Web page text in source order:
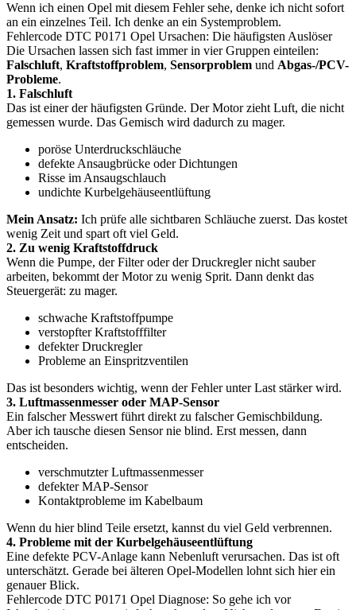
Wenn ich einen Opel mit diesem Fehler sehe, denke ich nicht sofort
an ein einzelnes Teil. Ich denke an ein Systemproblem.
Fehlercode DTC P0171 Opel Ursachen: Die häufigsten Auslöser
Die Ursachen lassen sich fast immer in vier Gruppen einteilen:
Falschluft, Kraftstoffproblem, Sensorproblem und Abgas-/PCV-
Probleme.
1. Falschluft
Das ist einer der häufigsten Gründe. Der Motor zieht Luft, die nicht
gemessen wurde. Das Gemisch wird dadurch zu mager.
poröse Unterdruckschläuche
defekte Ansaugbrücke oder Dichtungen
Risse im Ansaugschlauch
undichte Kurbelgehäuseentlüftung
Mein Ansatz: Ich prüfe alle sichtbaren Schläuche zuerst. Das kostet
wenig Zeit und spart oft viel Geld.
2. Zu wenig Kraftstoffdruck
Wenn die Pumpe, der Filter oder der Druckregler nicht sauber
arbeiten, bekommt der Motor zu wenig Sprit. Dann denkt das
Steuergerät: zu mager.
schwache Kraftstoffpumpe
verstopfter Kraftstofffilter
defekter Druckregler
Probleme an Einspritzventilen
Das ist besonders wichtig, wenn der Fehler unter Last stärker wird.
3. Luftmassenmesser oder MAP-Sensor
Ein falscher Messwert führt direkt zu falscher Gemischbildung.
Aber ich tausche diesen Sensor nie blind. Erst messen, dann
entscheiden.
verschmutzter Luftmassenmesser
defekter MAP-Sensor
Kontaktprobleme im Kabelbaum
Wenn du hier blind Teile ersetzt, kannst du viel Geld verbrennen.
4. Probleme mit der Kurbelgehäuseentlüftung
Eine defekte PCV-Anlage kann Nebenluft verursachen. Das ist oft
unterschätzt. Gerade bei älteren Opel-Modellen lohnt sich hier ein
genauer Blick.
Fehlercode DTC P0171 Opel Diagnose: So gehe ich vor